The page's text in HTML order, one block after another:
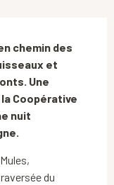
chemin des
et
Une
Coopérative
nuit
du